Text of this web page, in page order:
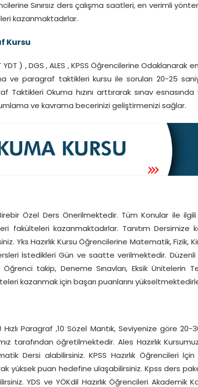
Sınırsız ders çalışma saatleri, en verimli
kazanmaktadırlar.
Kursu
YDT ) , DGS , ALES , KPSS Öğrencilerine Odaklanarak
ve paragraf taktikleri kursu ile soruları 20-25
Taktikleri Okuma hızını arttırarak sınav esnasında
ve kavrama becerinizi geliştirmenizi sağlar.
Özel Ders Önerilmektedir. Tüm Konular ile
fakülteleri kazanmaktadırlar. Tanıtım Dersimize
Yks Hazırlık Kursu Öğrencilerine Matematik, Fizik,
İstedikleri Gün ve saatte verilmektedir. Düzenli
takip, Deneme Sınavları, Eksik Ünitelerin
kazanmak için başarı puanlarını
Paragraf ,10 Sözel Mantık, Seviyenize göre 20-
tarafından öğretilmektedir. Ales Hazırlık
Dersi alabilirsiniz. KPSS Hazırlık Öğrencileri İçin
yüksek puan hedefine ulaşabilirsiniz. Kpss ders
YDS ve YÖKdil Hazırlık Öğrencileri Akademik